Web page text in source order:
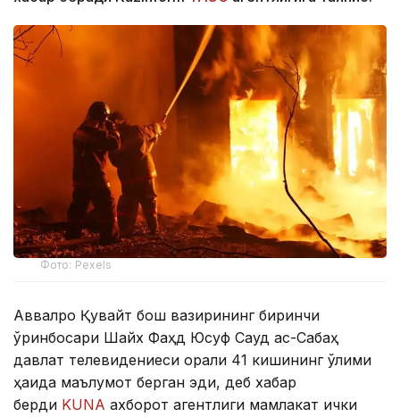
Фото: Pexels
Аввалроқ Қувайт бош вазирининг биринчи
ўринбосари Шайх Фаҳд Юсуф Сауд ас-Сабаҳ
давлат телевидениеси орқали 41 кишининг ўлими
ҳақида маълумот берган эди, деб хабар
берди KUNA ахборот агентлиги мамлакат ички